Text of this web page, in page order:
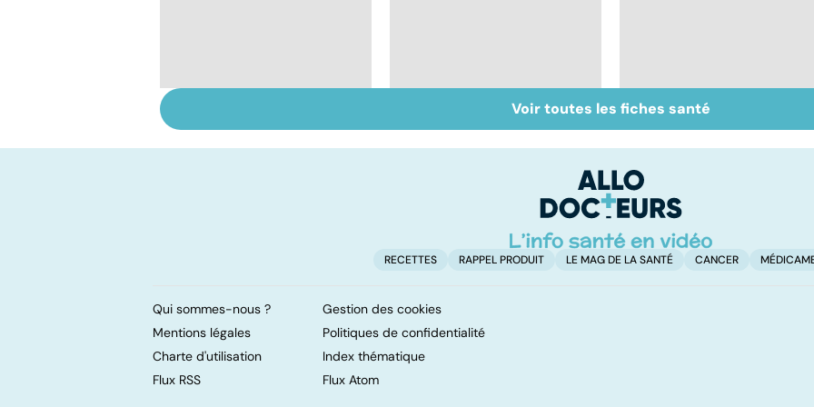
infections
Inflammation des
amygdales : que faire
Suicide : prévenir le
passage à l'acte
Voir toutes les fiches santé
RECETTES RAPPEL PRODUIT LE MAG DE LA SANTÉ CANCER
Qui sommes-nous ?
Gestion des cookies
Mentions légales
Politiques de confidentialité
Charte d'utilisation
Index thématique
Flux RSS
Flux Atom